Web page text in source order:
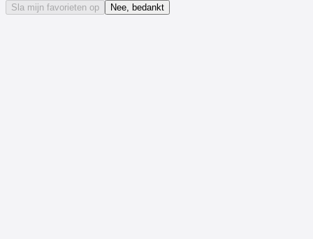
Sla mijn favorieten op Nee, bedankt